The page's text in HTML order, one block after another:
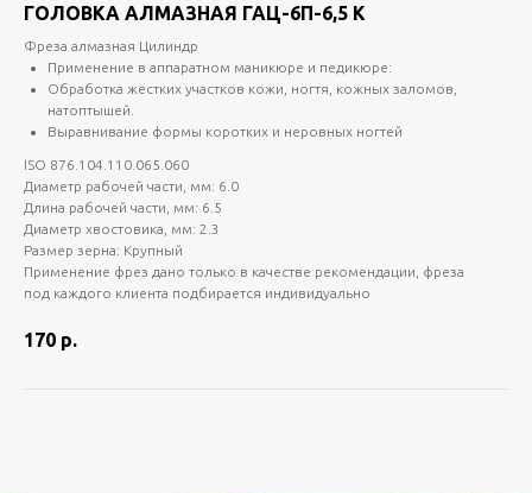
ГОЛОВКА АЛМАЗНАЯ ГАЦ-6П-6,5 К
Фреза алмазная Цилиндр
Применение в аппаратном маникюре и педикюре:
Обработка жестких участков кожи, ногтя, кожных заломов,
натоптышей.
Выравнивание формы коротких и неровных ногтей
ISO 876.104.110.065.060
Диаметр рабочей части, мм: 6.0
Длина рабочей части, мм: 6.5
Диаметр хвостовика, мм: 2.3
Размер зерна: Крупный
Применение фрез дано только в качестве рекомендации, фреза
под каждого клиента подбирается индивидуально
170 р.